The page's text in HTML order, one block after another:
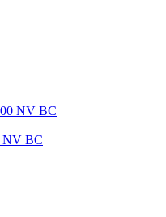
NV BC